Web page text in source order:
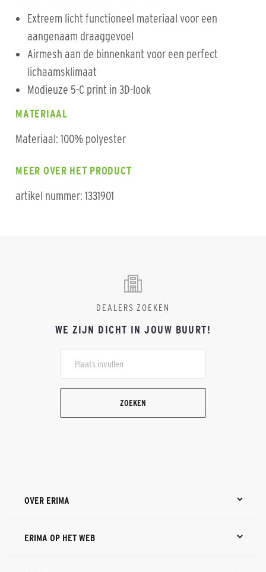
Extreem licht functioneel materiaal voor een
aangenaam draaggevoel
Airmesh aan de binnenkant voor een perfect
lichaamsklimaat
Modieuze 5-C print in 3D-look
MATERIAAL
Materiaal: 100% polyester
MEER OVER HET PRODUCT
artikel nummer: 1331901
DEALERS ZOEKEN
WE ZIJN DICHT IN JOUW BUURT!
ZOEKEN
OVER ERIMA
ERIMA OP HET WEB